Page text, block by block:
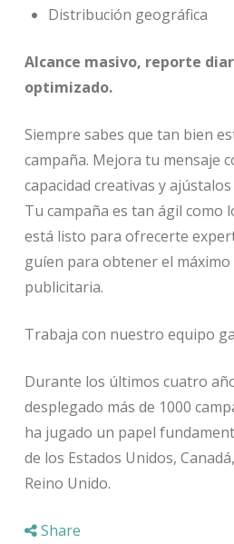
Distribución geográfica
Alcance masivo, reporte
optimizado.
Siempre sabes que tan bien
campaña. Mejora tu mensaje
capacidad creativas y
Tu campaña es tan ágil como
está listo para ofrecerte
guíen para obtener el
publicitaria.
Trabaja con nuestro equipo
Durante los últimos cuatro
desplegado más de 1000
ha jugado un papel
de los Estados Unidos,
Reino Unido.
Share